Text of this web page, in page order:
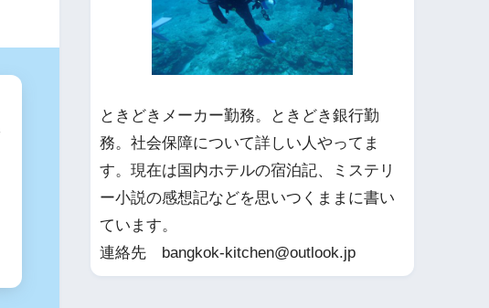
ときどきメーカー勤務。ときどき銀行勤
務。社会保障について詳しい人やってま
す。現在は国内ホテルの宿泊記、ミステリ
ー小説の感想記などを思いつくままに書い
ています。
連絡先 bangkok-kitchen@outlook.jp